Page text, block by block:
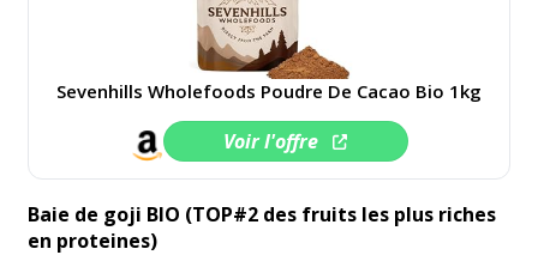
Sevenhills Wholefoods Poudre De Cacao Bio 1kg
Voir l'offre
Baie de goji BIO (TOP#2 des fruits les plus riches
en proteines)